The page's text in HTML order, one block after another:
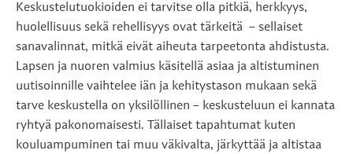
Keskustelutuokioiden ei tarvitse olla pitkiä, herkkyys,
huolellisuus sekä rehellisyys ovat tärkeitä – sellaiset
sanavalinnat, mitkä eivät aiheuta tarpeetonta ahdistusta.
Lapsen ja nuoren valmius käsitellä asiaa ja altistuminen
uutisoinnille vaihtelee iän ja kehitystason mukaan sekä
tarve keskustella on yksilöllinen – keskusteluun ei kannata
ryhtyä pakonomaisesti. Tällaiset tapahtumat kuten
kouluampuminen tai muu väkivalta, järkyttää ja altistaa